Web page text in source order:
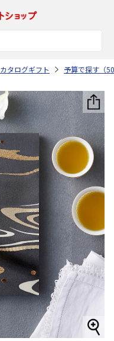
カタログギフト 予算で探す（